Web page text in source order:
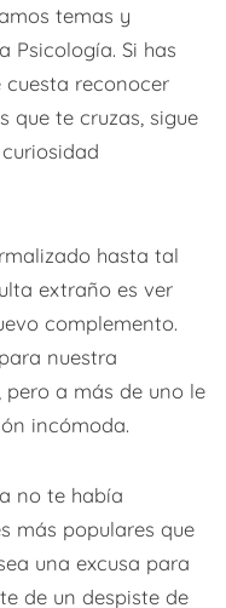
temas y
Psicología. Si has
reconocer
que te cruzas, sigue
hasta tal
extraño es ver
complemento.
nuestra
pero a más de uno le
incómoda.
no te había
más populares que
una excusa para
de un despiste de